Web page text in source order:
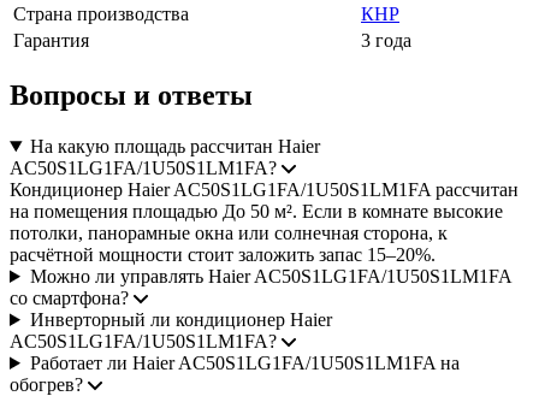
Страна производства
КНР
Гарантия
3 года
Вопросы и ответы
На какую площадь рассчитан Haier
AC50S1LG1FA/1U50S1LM1FA?
Кондиционер Haier AC50S1LG1FA/1U50S1LM1FA рассчитан
на помещения площадью До 50 м². Если в комнате высокие
потолки, панорамные окна или солнечная сторона, к
расчётной мощности стоит заложить запас 15–20%.
Можно ли управлять Haier AC50S1LG1FA/1U50S1LM1FA
со смартфона?
Инверторный ли кондиционер Haier
AC50S1LG1FA/1U50S1LM1FA?
Работает ли Haier AC50S1LG1FA/1U50S1LM1FA на
обогрев?